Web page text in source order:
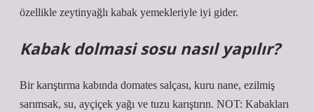
özellikle zeytinyağlı kabak yemekleriyle iyi gider.
Kabak dolmasi sosu nasıl yapılır?
Bir karıştırma kabında domates salçası, kuru nane, ezilmiş
sarımsak, su, ayçiçek yağı ve tuzu karıştırın. NOT: Kabakları